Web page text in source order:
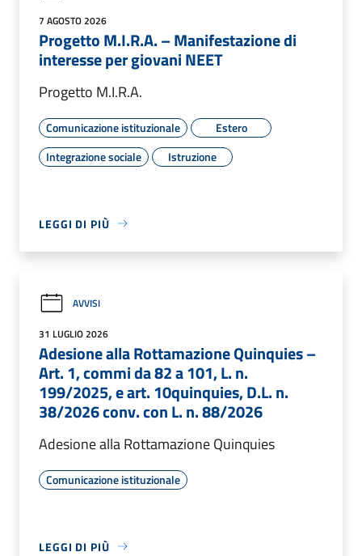
7 AGOSTO 2026
Progetto M.I.R.A. – Manifestazione di
interesse per giovani NEET
Progetto M.I.R.A.
Comunicazione istituzionale
Estero
Integrazione sociale
Istruzione
LEGGI DI PIÙ
AVVISI
31 LUGLIO 2026
Adesione alla Rottamazione Quinquies –
Art. 1, commi da 82 a 101, L. n.
199/2025, e art. 10quinquies, D.L. n.
38/2026 conv. con L. n. 88/2026
Adesione alla Rottamazione Quinquies
Comunicazione istituzionale
LEGGI DI PIÙ